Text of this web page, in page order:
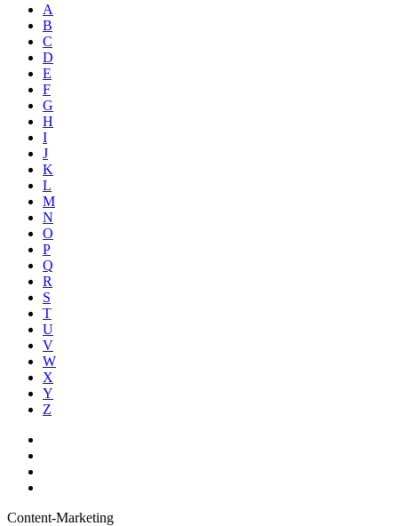
A
B
C
D
E
F
G
H
I
J
K
L
M
N
O
P
Q
R
S
T
U
V
W
X
Y
Z
Content-Marketing